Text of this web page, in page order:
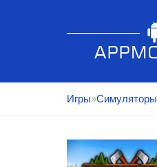
Игры»Симуляторы